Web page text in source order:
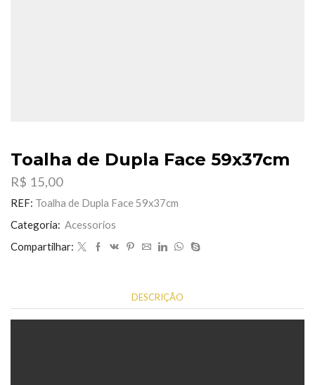
Toalha de Dupla Face 59x37cm
R$ 15,00
REF: Toalha de Dupla Face 59x37cm
Categoria: Acessorios
Compartilhar:
DESCRIÇÃO